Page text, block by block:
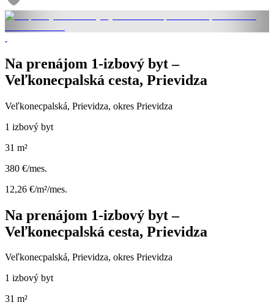
Na prenájom 1-izbový byt –
Veľkonecpalská cesta, Prievidza
Veľkonecpalská, Prievidza, okres Prievidza
1 izbový byt
31 m²
380 €/mes.
12,26 €/m²/mes.
Na prenájom 1-izbový byt –
Veľkonecpalská cesta, Prievidza
Veľkonecpalská, Prievidza, okres Prievidza
1 izbový byt
31 m²